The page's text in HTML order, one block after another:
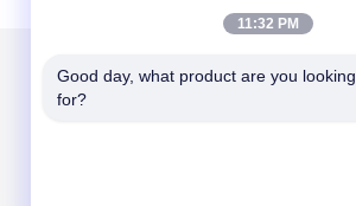
Mailen Sie uns
11:32 PM
Good day, what product are you looking
for?